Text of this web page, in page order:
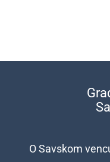
Подножје
O Savskom